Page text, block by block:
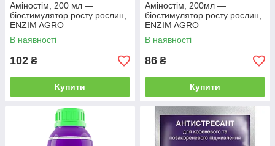
Аміностім, 200 мл —
біостимулятор росту рослин,
ENZIM AGRO
В наявності
102 ₴
Купити
Аміностім, 200мл —
біостимулятор росту рослин,
ENZIM AGRO
В наявності
86 ₴
Купити